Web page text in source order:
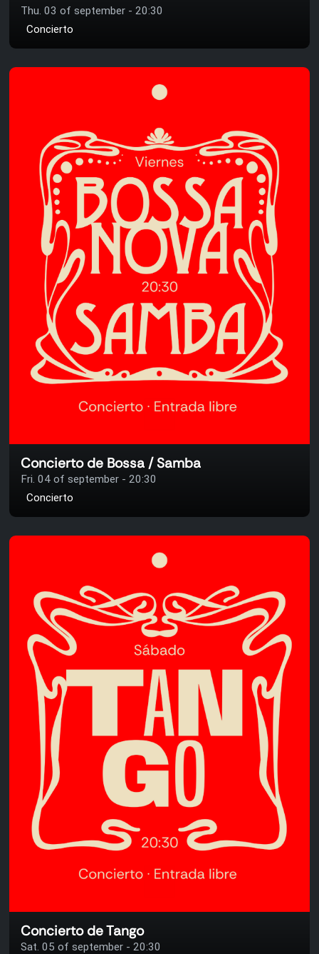
Thu. 03 of september - 20:30
Concierto
Concierto de Bossa / Samba
Fri. 04 of september - 20:30
Concierto
Concierto de Tango
Sat. 05 of september - 20:30